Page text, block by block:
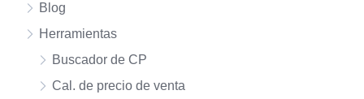
Blog
Herramientas
Buscador de CP
Cal. de precio de venta